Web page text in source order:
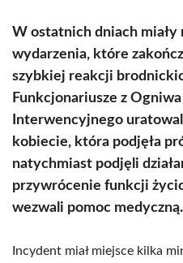
W ostatnich dniach miały
wydarzenia, które
szybkiej reakcji
Funkcjonariusze z
Interwencyjnego
kobiecie, która podjęła
natychmiast podjęli
przywrócenie funkcji
wezwali pomoc medyczną.
Incydent miał miejsce kilka